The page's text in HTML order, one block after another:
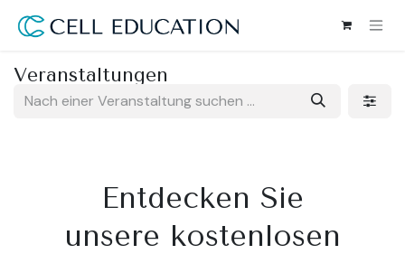
Veranstaltungen
Entdecken Sie
unsere kostenlosen